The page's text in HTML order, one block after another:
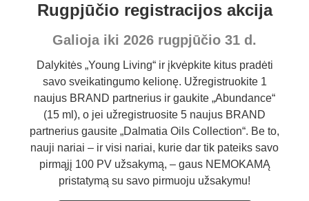
Rugpjūčio registracijos akcija
Galioja iki 2026 rugpjūčio 31 d.
Dalykitės „Young Living“ ir įkvėpkite kitus pradėti
savo sveikatingumo kelionę. Užregistruokite 1
naujus BRAND partnerius ir gaukite „Abundance“
(15 ml), o jei užregistruosite 5 naujus BRAND
partnerius gausite „Dalmatia Oils Collection“. Be to,
nauji nariai – ir visi nariai, kurie dar tik pateiks savo
pirmąjį 100 PV užsakymą, – gaus NEMOKAMĄ
pristatymą su savo pirmuoju užsakymu!